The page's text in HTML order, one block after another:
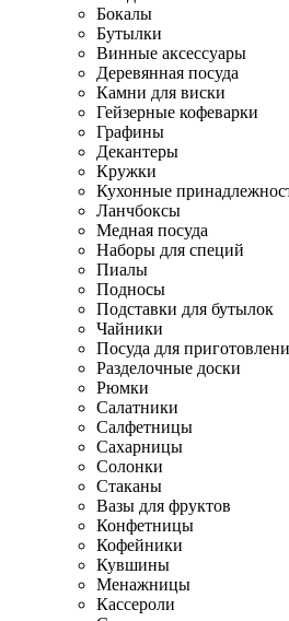
Бокалы
Бутылки
Винные аксессуары
Деревянная посуда
Камни для виски
Гейзерные кофеварки
Графины
Декантеры
Кружки
Кухонные
Ланчбоксы
Медная посуда
Наборы для специй
Пиалы
Подносы
Подставки для бутылок
Чайники
Посуда для
Разделочные доски
Рюмки
Салатники
Салфетницы
Сахарницы
Солонки
Стаканы
Вазы для фруктов
Конфетницы
Кофейники
Кувшины
Менажницы
Кассероли